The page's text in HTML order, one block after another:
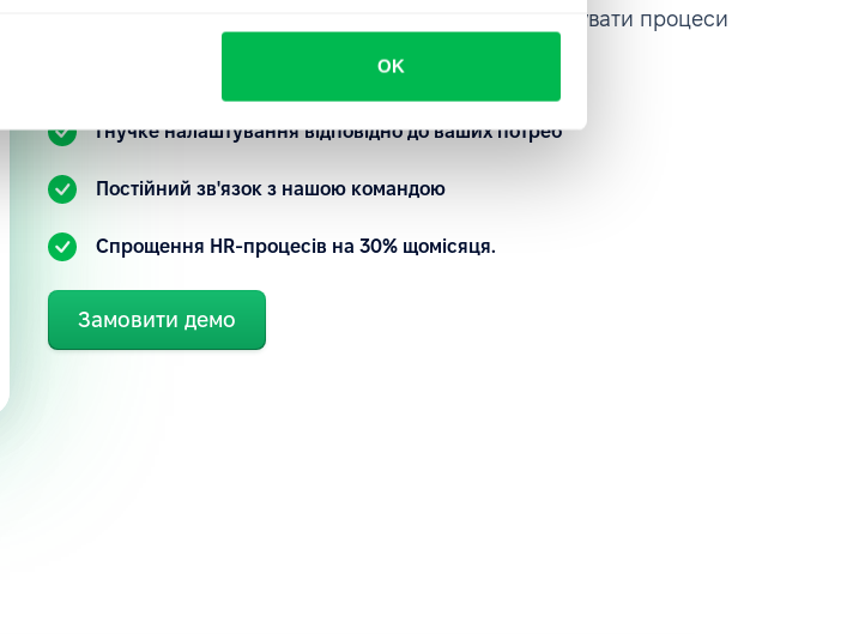
OK
зрозуміти, як ви можете автоматизувати та кастомізувати процеси
Гнучке налаштування відповідно до ваших потреб
Постійний зв'язок з нашою командою
Спрощення HR-процесів на 30% щомісяця.
Замовити демо